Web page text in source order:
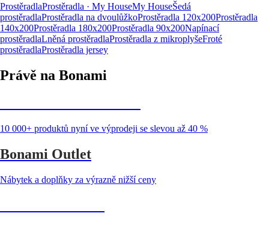
ProstěradlaProstěradla · My HouseMy HouseŠedá
prostěradlaProstěradla na dvoulůžkoProstěradla 120x200Prostěradla
140x200Prostěradla 180x200Prostěradla 90x200Napínací
prostěradlaLněná prostěradlaProstěradla z mikroplyšeFroté
prostěradlaProstěradla jersey
Právě na Bonami
10 000+ produktů nyní ve výprodeji se slevou až 40 %
Bonami Outlet
Nábytek a doplňky za výrazně nižší ceny